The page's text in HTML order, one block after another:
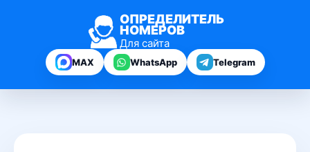
ОПРЕДЕЛИТЕЛЬ
НОМЕРОВ
Для сайта
MAX WhatsApp Telegram